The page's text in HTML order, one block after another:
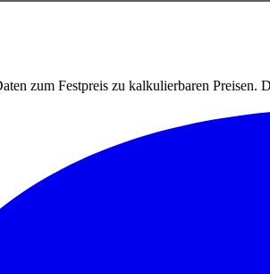
zum Festpreis zu kalkulierbaren Preisen.